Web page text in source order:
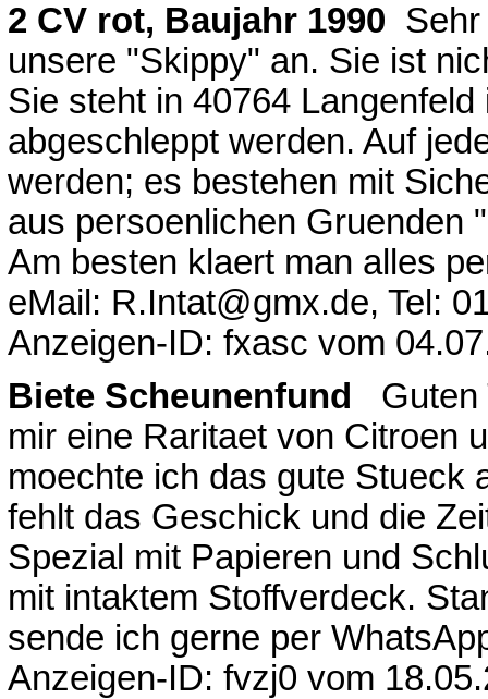
2 CV rot, Baujahr 1990
unsere "Skippy" an. Sie ist
Sie steht in 40764
abgeschleppt werden. Auf
werden; es bestehen mit
aus persoenlichen Gruenden
Am besten klaert man alles
eMail: R.Intat@gmx.de, Tel:
Anzeigen-ID: fxasc vom
Biete Scheunenfund
Guten
mir eine Raritaet von Citroen
moechte ich das gute Stueck
fehlt das Geschick und die
Spezial mit Papieren und
mit intaktem Stoffverdeck.
sende ich gerne per
Anzeigen-ID: fvzj0 vom